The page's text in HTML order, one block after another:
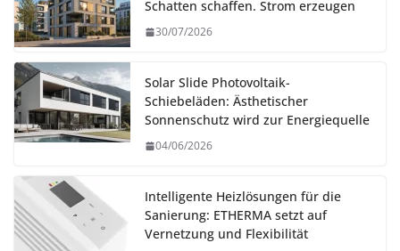
Schatten schaffen. Strom erzeugen
30/07/2026
Solar Slide Photovoltaik-
Schiebeläden: Ästhetischer
Sonnenschutz wird zur Energiequelle
04/06/2026
Intelligente Heizlösungen für die
Sanierung: ETHERMA setzt auf
Vernetzung und Flexibilität